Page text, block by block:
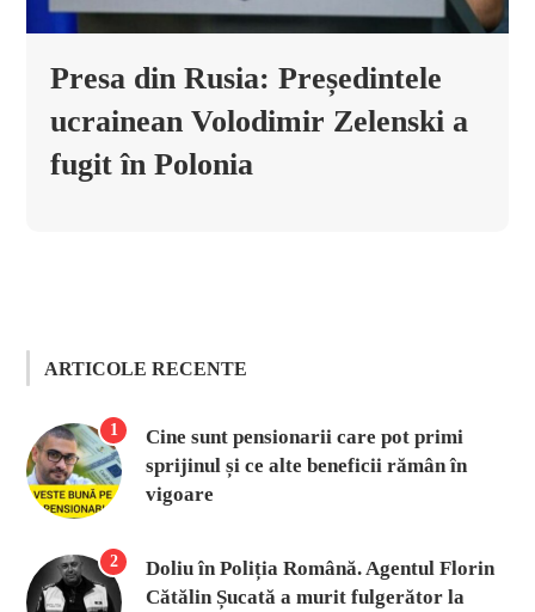
Presa din Rusia: Președintele
ucrainean Volodimir Zelenski a
fugit în Polonia
ARTICOLE RECENTE
1
Cine sunt pensionarii care pot primi
sprijinul și ce alte beneficii rămân în
vigoare
2
Doliu în Poliția Română. Agentul Florin
Cătălin Șucată a murit fulgerător la